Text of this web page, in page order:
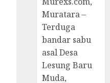
Muratara –
Terduga
bandar sabu
asal Desa
Lesung Baru
Muda,